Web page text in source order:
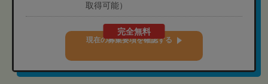
取得可能）
完全無料
現在の募集要項を確認する